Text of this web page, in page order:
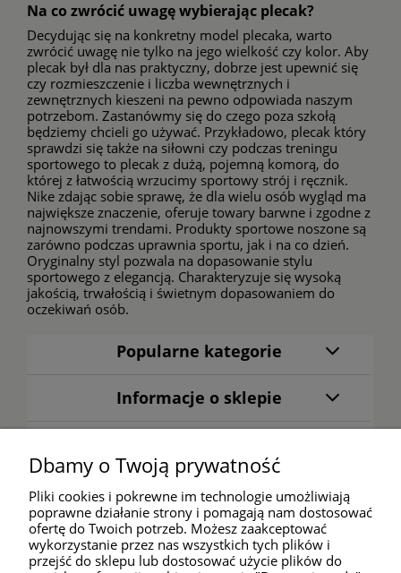
Na co zwrócić uwagę wybierając plecak?
Decydując się na konkretny model plecaka, warto
zwrócić uwagę nie tylko na jego wielkość czy kolor. Aby
plecak był dla nas praktyczny, dobrze jest upewnić się
czy rozmieszczenie i liczba wewnętrznych i
zewnętrznych kieszeni na pewno odpowiada naszym
potrzebom. Zastanówmy się do czego poza szkołą
będziemy chcieli go używać. Przykładowo, plecak który
sprawdzi się także na siłowni czy podczas treningu
sportowego to plecak z dużą, pojemną komorą, do
której z łatwością wrzucimy sportowy strój i ręcznik.
Nike zdając sobie sprawę, że dla wielu osób wygląd ma
największe znaczenie, oferuje towary barwne i zgodne z
najnowszymi trendami. Produkty sportowe noszone są
zarówno podczas uprawnia sportu, jak i na co dzień.
Oryginalny styl pozwala na dopasowanie stylu
sportowego z elegancją. Charakteryzuje się wysoką
jakością, trwałością i świetnym dopasowaniem do
oczekiwań osób.
Popularne kategorie
Informacje o sklepie
Moje konto
Kontakt
Dbamy o Twoją prywatność
Pliki cookies i pokrewne im technologie umożliwiają
poprawne działanie strony i pomagają nam dostosować
ofertę do Twoich potrzeb. Możesz zaakceptować
wykorzystanie przez nas wszystkich tych plików i
przejść do sklepu lub dostosować użycie plików do